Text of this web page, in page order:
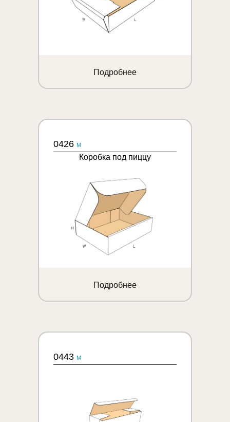
Подробнее
0426 M
Коробка под пиццу
Подробнее
0443 M